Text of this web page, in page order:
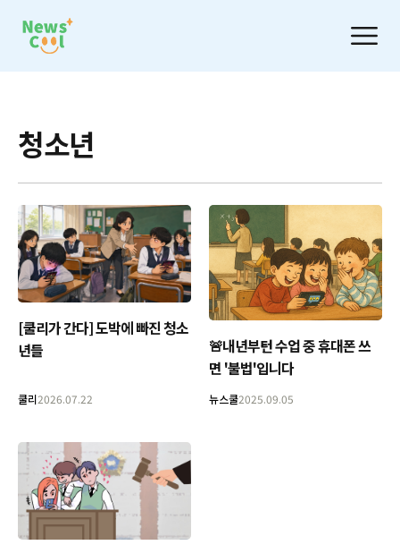
청소년
[쿨리가 간다] 도박에 빠진 청소
년들
쿨리2026.07.22
🚨내년부턴 수업 중 휴대폰 쓰
면 '불법'입니다
뉴스쿨2025.09.05